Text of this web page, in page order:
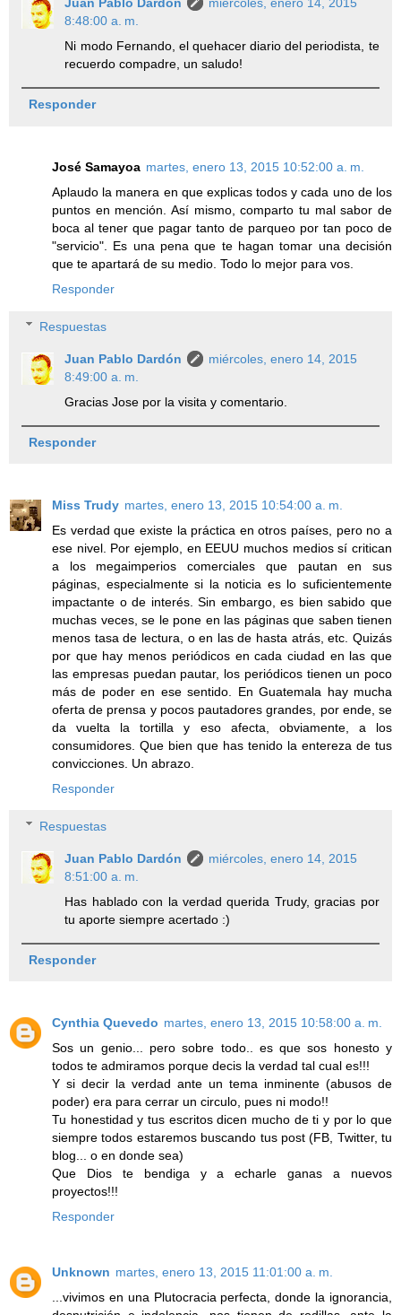
8:48:00 a. m.
Ni modo Fernando, el quehacer diario del periodista, te
recuerdo compadre, un saludo!
Responder
José Samayoa martes, enero 13, 2015 10:52:00 a. m.
Aplaudo la manera en que explicas todos y cada uno de los
puntos en mención. Así mismo, comparto tu mal sabor de
boca al tener que pagar tanto de parqueo por tan poco de
"servicio". Es una pena que te hagan tomar una decisión
que te apartará de su medio. Todo lo mejor para vos.
Responder
Respuestas
Juan Pablo Dardón
miércoles, enero 14, 2015
8:49:00 a. m.
Gracias Jose por la visita y comentario.
Responder
Miss Trudy martes, enero 13, 2015 10:54:00 a. m.
Es verdad que existe la práctica en otros países, pero no a
ese nivel. Por ejemplo, en EEUU muchos medios sí critican
a los megaimperios comerciales que pautan en sus
páginas, especialmente si la noticia es lo suficientemente
impactante o de interés. Sin embargo, es bien sabido que
muchas veces, se le pone en las páginas que saben tienen
menos tasa de lectura, o en las de hasta atrás, etc. Quizás
por que hay menos periódicos en cada ciudad en las que
las empresas puedan pautar, los periódicos tienen un poco
más de poder en ese sentido. En Guatemala hay mucha
oferta de prensa y pocos pautadores grandes, por ende, se
da vuelta la tortilla y eso afecta, obviamente, a los
consumidores. Que bien que has tenido la entereza de tus
convicciones. Un abrazo.
Responder
Respuestas
Juan Pablo Dardón
miércoles, enero 14, 2015
8:51:00 a. m.
Has hablado con la verdad querida Trudy, gracias por
tu aporte siempre acertado :)
Responder
Cynthia Quevedo martes, enero 13, 2015 10:58:00 a. m.
Sos un genio... pero sobre todo.. es que sos honesto y
todos te admiramos porque decis la verdad tal cual es!!!
Y si decir la verdad ante un tema inminente (abusos de
poder) era para cerrar un circulo, pues ni modo!!
Tu honestidad y tus escritos dicen mucho de ti y por lo que
siempre todos estaremos buscando tus post (FB, Twitter, tu
blog... o en donde sea)
Que Dios te bendiga y a echarle ganas a nuevos
proyectos!!!
Responder
Unknown martes, enero 13, 2015 11:01:00 a. m.
...vivimos en una Plutocracia perfecta, donde la ignorancia,